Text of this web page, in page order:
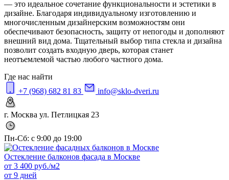
— это идеальное сочетание функциональности и эстетики в
дизайне. Благодаря индивидуальному изготовлению и
многочисленным дизайнерским возможностям они
обеспечивают безопасность, защиту от непогоды и дополняют
внешний вид дома. Тщательный выбор типа стекла и дизайна
позволит создать входную дверь, которая станет
неотъемлемой частью любого частного дома.
Где нас найти
+7 (968) 682 81 83
info@sklo-dveri.ru
г. Москва ул. Петлицкая 23
Пн-Сб: с 9:00 до 19:00
Остекление балконов фасада в Москве
от 3 400 руб./м2
от 9 дней